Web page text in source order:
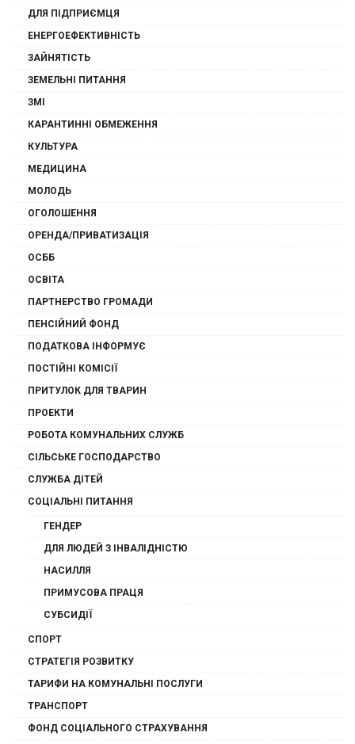
ДЛЯ ПІДПРИЄМЦЯ
ЕНЕРГОЕФЕКТИВНІСТЬ
ЗАЙНЯТІСТЬ
ЗЕМЕЛЬНІ ПИТАННЯ
ЗМІ
КАРАНТИННІ ОБМЕЖЕННЯ
КУЛЬТУРА
МЕДИЦИНА
МОЛОДЬ
ОГОЛОШЕННЯ
ОРЕНДА/ПРИВАТИЗАЦІЯ
ОСББ
ОСВІТА
ПАРТНЕРСТВО ГРОМАДИ
ПЕНСІЙНИЙ ФОНД
ПОДАТКОВА ІНФОРМУЄ
ПОСТІЙНІ КОМІСІЇ
ПРИТУЛОК ДЛЯ ТВАРИН
ПРОЕКТИ
РОБОТА КОМУНАЛЬНИХ СЛУЖБ
СІЛЬСЬКЕ ГОСПОДАРСТВО
СЛУЖБА ДІТЕЙ
СОЦІАЛЬНІ ПИТАННЯ
ГЕНДЕР
ДЛЯ ЛЮДЕЙ З ІНВАЛІДНІСТЮ
НАСИЛЛЯ
ПРИМУСОВА ПРАЦЯ
СУБСИДІЇ
СПОРТ
СТРАТЕГІЯ РОЗВИТКУ
ТАРИФИ НА КОМУНАЛЬНІ ПОСЛУГИ
ТРАНСПОРТ
ФОНД СОЦІАЛЬНОГО СТРАХУВАННЯ